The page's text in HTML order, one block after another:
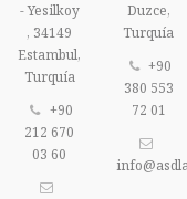
- Yesilkoy
, 34149
Estambul,
Turquía
+90
212 670
03 60
Duzce,
Turquía
+90
380 553
72 01